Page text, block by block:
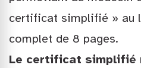
certificat simplifié » au
complet de 8 pages.
Le certificat simplifié